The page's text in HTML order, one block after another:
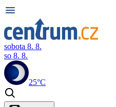
sobota 8. 8.
so 8. 8.
25°C